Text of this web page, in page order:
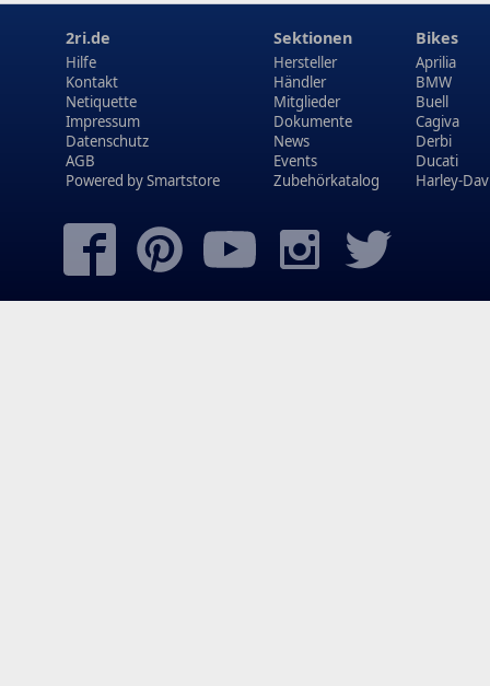
2ri.de
Hilfe
Kontakt
Netiquette
Impressum
Datenschutz
AGB
Powered bySmartstore
Sektionen
Hersteller
Händler
Mitglieder
Dokumente
News
Events
Zubehörkatalog
Bikes
Aprilia
BMW
Buell
Cagiva
Derbi
Ducati
Harley-